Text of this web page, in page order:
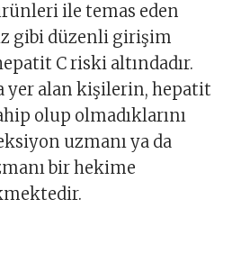
ile temas eden
gibi düzenli girişim
C riski altındadır.
yer alan kişilerin, hepatit
olup olmadıklarını
uzmanı ya da
bir hekime